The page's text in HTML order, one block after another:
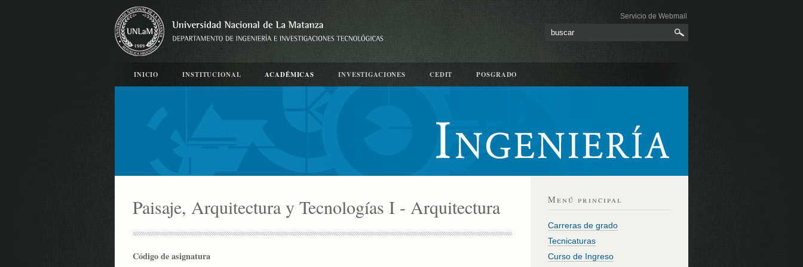
Servicio de Webmail
INICIO INSTITUCIONAL ACADÉMICAS INVESTIGACIONES CEDIT POSGRADO
Paisaje, Arquitectura y Tecnologías I - Arquitectura
Código de asignatura
Menú principal
Carreras de grado
Tecnicaturas
Curso de Ingreso